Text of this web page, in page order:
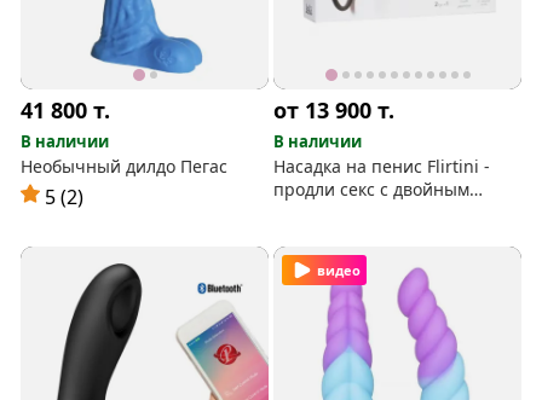
41 800т.
В наличии
Необычный дилдо Пегас
5 (2)
от 13 900т.
В наличии
Насадка на пенис Flirtini -
продли секс с двойным
видео